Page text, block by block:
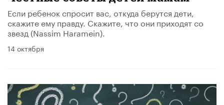
Если ребенок спросит вас, откуда берутся дети,
скажите ему правду. Скажите, что они приходят со
звезд (Nassim Haramein).
14 октября